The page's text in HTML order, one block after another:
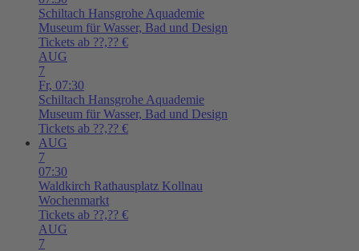
Schiltach Hansgrohe Aquademie
Museum für Wasser, Bad und Design
Tickets ab ??,?? €
AUG
7
Fr, 07:30
Schiltach Hansgrohe Aquademie
Museum für Wasser, Bad und Design
Tickets ab ??,?? €
AUG
7
07:30
Waldkirch Rathausplatz Kollnau
Wochenmarkt
Tickets ab ??,?? €
AUG
7